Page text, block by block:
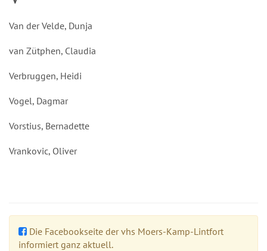
Van der Velde, Dunja
van Zütphen, Claudia
Verbruggen, Heidi
Vogel, Dagmar
Vorstius, Bernadette
Vrankovic, Oliver
Die Facebookseite der vhs Moers-Kamp-Lintfort
informiert ganz aktuell.